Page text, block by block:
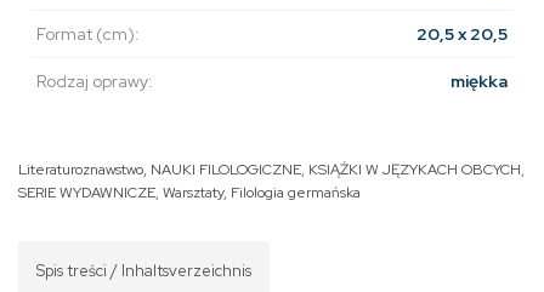
Format (cm): 20,5 x 20,5
Rodzaj oprawy: miękka
Literaturoznawstwo, NAUKI FILOLOGICZNE, KSIĄŻKI W JĘZYKACH OBCYCH,
SERIE WYDAWNICZE, Warsztaty, Filologia germańska
Spis treści / Inhaltsverzeichnis